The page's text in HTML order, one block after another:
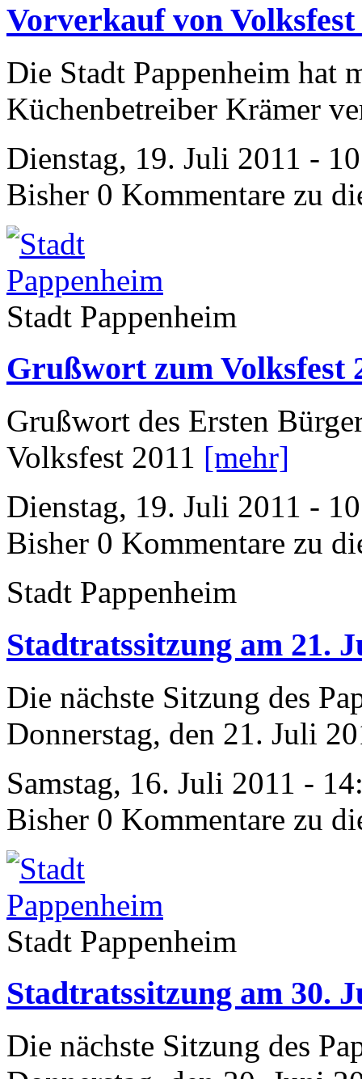
Vorverkauf von
Die Stadt Pappenheim hat
Küchenbetreiber Krämer
Dienstag, 19. Juli 2011 -
Bisher 0 Kommentare zu
Stadt Pappenheim
Grußwort zum Volksfest
Grußwort des Ersten
Volksfest 2011 [mehr]
Dienstag, 19. Juli 2011 -
Bisher 0 Kommentare zu
Stadt Pappenheim
Stadtratssitzung am 21.
Die nächste Sitzung des
Donnerstag, den 21. Juli
Samstag, 16. Juli 2011 -
Bisher 0 Kommentare zu
Stadt Pappenheim
Stadtratssitzung am 30.
Die nächste Sitzung des